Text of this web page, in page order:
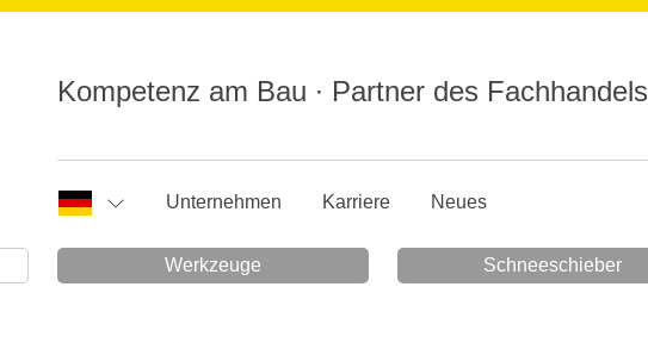
Kompetenz am Bau ∙ Partner des Fachhandels
Unternehmen Karriere Neues
Werkzeuge Schneeschieber